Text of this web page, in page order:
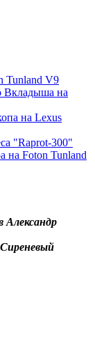
Tunland V9
Вкладыша на
на Lexus
"Raprot-300"
на Foton Tunland
Александр